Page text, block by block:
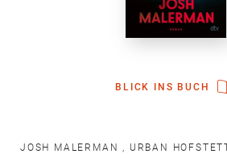
BLICK INS BUCH
JOSH MALERMAN , URBAN